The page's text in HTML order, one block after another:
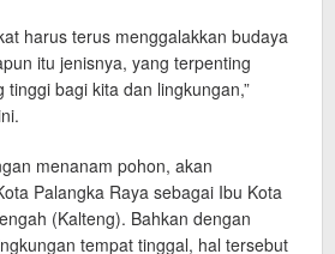
harus terus menggalakkan budaya
itu jenisnya, yang terpenting
tinggi bagi kita dan lingkungan,”
menanam pohon, akan
Palangka Raya sebagai Ibu Kota
(Kalteng). Bahkan dengan
tempat tinggal, hal tersebut